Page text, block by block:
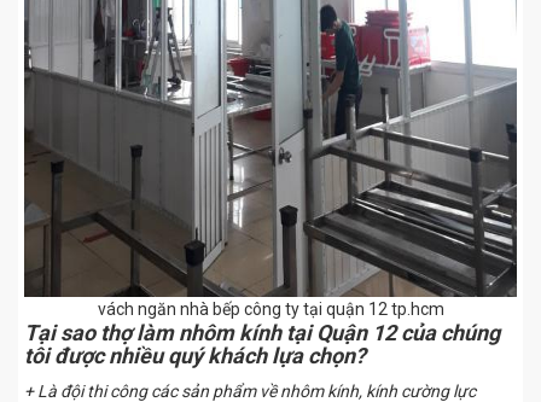
vách ngăn nhà bếp công ty tại quận 12 tp.hcm
Tại sao thợ làm nhôm kính tại Quận 12 của chúng
tôi được nhiều quý khách lựa chọn?
+ Là đội thi công các sản phẩm về nhôm kính, kính cường lực